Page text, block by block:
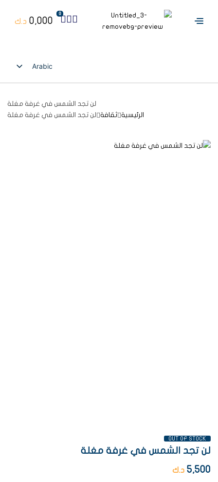
0
0,000 د.ك
Arabic
English
لن تجد الشمس في غرفة مغلة
الرئيسية ثقافة لن تجد الشمس في غرفة مغلة
OUT OF STOCK
لن تجد الشمس في غرفة مغلة
5,500 د.ك